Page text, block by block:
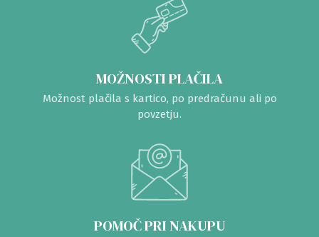
MOŽNOSTI PLAČILA
Možnost plačila s kartico, po predračunu ali po
povzetju.
POMOČ PRI NAKUPU